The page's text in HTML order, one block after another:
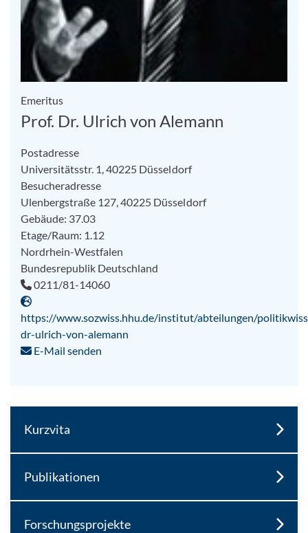
Emeritus
Prof. Dr. Ulrich von Alemann
Postadresse
Universitätsstr. 1, 40225 Düsseldorf
Besucheradresse
Ulenbergstraße 127, 40225 Düsseldorf
Gebäude: 37.03
Etage/Raum: 1.12
Nordrhein-Westfalen
Bundesrepublik Deutschland
0211/81-14060
https://www.sozwiss.hhu.de/institut/abteilungen/
dr-ulrich-von-alemann
E-Mail senden
Kurzvita
Publikationen
Forschungsprojekte